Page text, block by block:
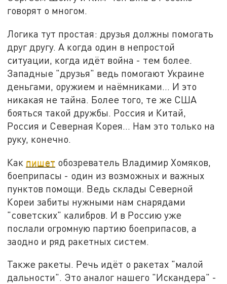
говорят о многом.
Логика тут простая: друзья должны помогать
друг другу. А когда один в непростой
ситуации, когда идёт война - тем более.
Западные "друзья" ведь помогают Украине
деньгами, оружием и наёмниками... И это
никакая не тайна. Более того, те же США
бояться такой дружбы. Россия и Китай,
Россия и Северная Корея... Нам это только на
руку, конечно.
Как пишет обозреватель Владимир Хомяков,
боеприпасы - один из возможных и важных
пунктов помощи. Ведь склады Северной
Кореи забиты нужными нам снарядами
"советских" калибров. И в Россию уже
послали огромную партию боеприпасов, а
заодно и ряд ракетных систем.
Также ракеты. Речь идёт о ракетах "малой
дальности". Это аналог нашего "Искандера" -